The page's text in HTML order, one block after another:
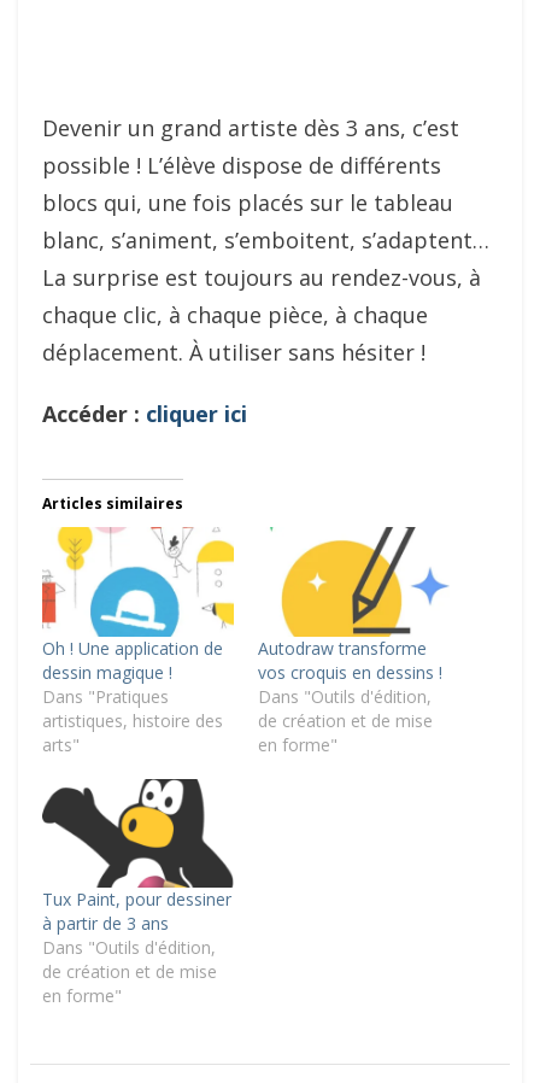
Devenir un grand artiste dès 3 ans, c’est
possible ! L’élève dispose de différents
blocs qui, une fois placés sur le tableau
blanc, s’animent, s’emboitent, s’adaptent…
La surprise est toujours au rendez-vous, à
chaque clic, à chaque pièce, à chaque
déplacement. À utiliser sans hésiter !
Accéder : cliquer ici
Articles similaires
Oh ! Une application de
dessin magique !
Dans "Pratiques
artistiques, histoire des
arts"
Autodraw transforme
vos croquis en dessins !
Dans "Outils d'édition,
de création et de mise
en forme"
Tux Paint, pour dessiner
à partir de 3 ans
Dans "Outils d'édition,
de création et de mise
en forme"